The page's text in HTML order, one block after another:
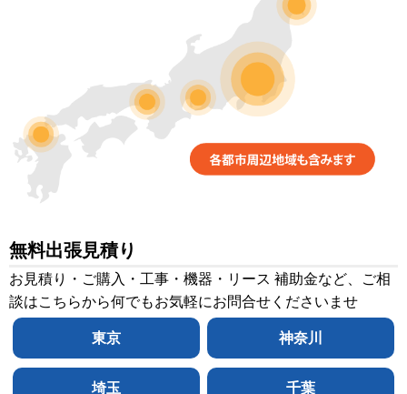
無料出張見積り
お見積り・ご購入・工事・機器・リース 補助金など、ご相
談はこちらから何でもお気軽にお問合せくださいませ
東京 神奈川
埼玉 千葉